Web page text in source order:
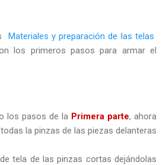
Materiales y preparación de las telas
los primeros pasos para armar el
los pasos de la Primera parte, ahora
la pinzas de las piezas delanteras
tela de las pinzas cortas dejándolas